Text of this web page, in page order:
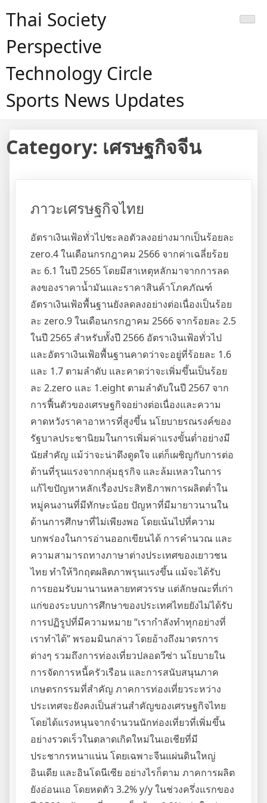
Thai Society
Perspective
Technology Circle
Sports News Updates
Category: เศรษฐกิจจีน
ภาวะเศรษฐกิจไทย
อัตราเงินเฟ้อทั่วไปชะลอตัวลงอย่างมากเป็นร้อยละ
zero.4 ในเดือนกรกฎาคม 2566 จากค่าเฉลี่ยร้อย
ละ 6.1 ในปี 2565 โดยมีสาเหตุหลักมาจากการลด
ลงของราคาน้ำมันและราคาสินค้าโภคภัณฑ์
อัตราเงินเฟ้อพื้นฐานยังลดลงอย่างต่อเนื่องเป็นร้อย
ละ zero.9 ในเดือนกรกฎาคม 2566 จากร้อยละ 2.5
ในปี 2565 สำหรับทั้งปี 2566 อัตราเงินเฟ้อทั่วไป
และอัตราเงินเฟ้อพื้นฐานคาดว่าจะอยู่ที่ร้อยละ 1.6
และ 1.7 ตามลำดับ และคาดว่าจะเพิ่มขึ้นเป็นร้อย
ละ 2.zero และ 1.eight ตามลำดับในปี 2567 จาก
การฟื้นตัวของเศรษฐกิจอย่างต่อเนื่องและความ
คาดหวังราคาอาหารที่สูงขึ้น นโยบายรณรงค์ของ
รัฐบาลประชานิยมในการเพิ่มค่าแรงขั้นต่ำอย่างมี
นัยสำคัญ แม้ว่าจะน่าดึงดูดใจ แต่ก็เผชิญกับการต่อ
ต้านที่รุนแรงจากกลุ่มธุรกิจ และล้มเหลวในการ
แก้ไขปัญหาหลักเรื่องประสิทธิภาพการผลิตต่ำใน
หมู่คนงานที่มีทักษะน้อย ปัญหาที่มีมายาวนานใน
ด้านการศึกษาที่ไม่เพียงพอ โดยเน้นไปที่ความ
บกพร่องในการอ่านออกเขียนได้ การคำนวณ และ
ความสามารถทางภาษาต่างประเทศของเยาวชน
ไทย ทำให้วิกฤตผลิตภาพรุนแรงขึ้น แม้จะได้รับ
การยอมรับมานานหลายทศวรรษ แต่ลักษณะที่เก่า
แก่ของระบบการศึกษาของประเทศไทยยังไม่ได้รับ
การปฏิรูปที่มีความหมาย “เรากำลังทำทุกอย่างที่
เราทำได้” พรอมมินกล่าว โดยอ้างถึงมาตรการ
ต่างๆ รวมถึงการท่องเที่ยวปลอดวีซ่า นโยบายใน
การจัดการหนี้ครัวเรือน และการสนับสนุนภาค
เกษตรกรรมที่สำคัญ ภาคการท่องเที่ยวระหว่าง
ประเทศจะยังคงเป็นส่วนสำคัญของเศรษฐกิจไทย
โดยได้แรงหนุนจากจำนวนนักท่องเที่ยวที่เพิ่มขึ้น
อย่างรวดเร็วในตลาดเกิดใหม่ในเอเชียที่มี
ประชากรหนาแน่น โดยเฉพาะจีนแผ่นดินใหญ่
อินเดีย และอินโดนีเซีย อย่างไรก็ตาม ภาคการผลิต
ยังอ่อนแอ โดยหดตัว 3.2% y/y ในช่วงครึ่งแรกของ